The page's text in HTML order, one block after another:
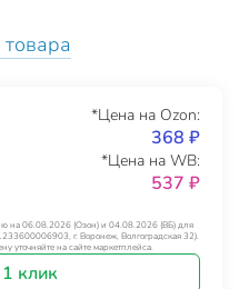
*Цена на Ozon:
368 ₽
*Цена на WB:
537 ₽
на 06.08.2026 (Озон) и 04.08.2026 (ВБ) для
г. Воронеж, Волгоградская 32).
уточняйте на сайте маркетплейса.
клик